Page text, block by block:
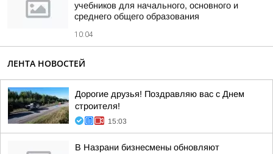
учебников для начального, основного и
среднего общего образования
10:04
ЛЕНТА НОВОСТЕЙ
Дорогие друзья! Поздравляю вас с Днем
строителя!
15:03
В Назрани бизнесмены обновляют